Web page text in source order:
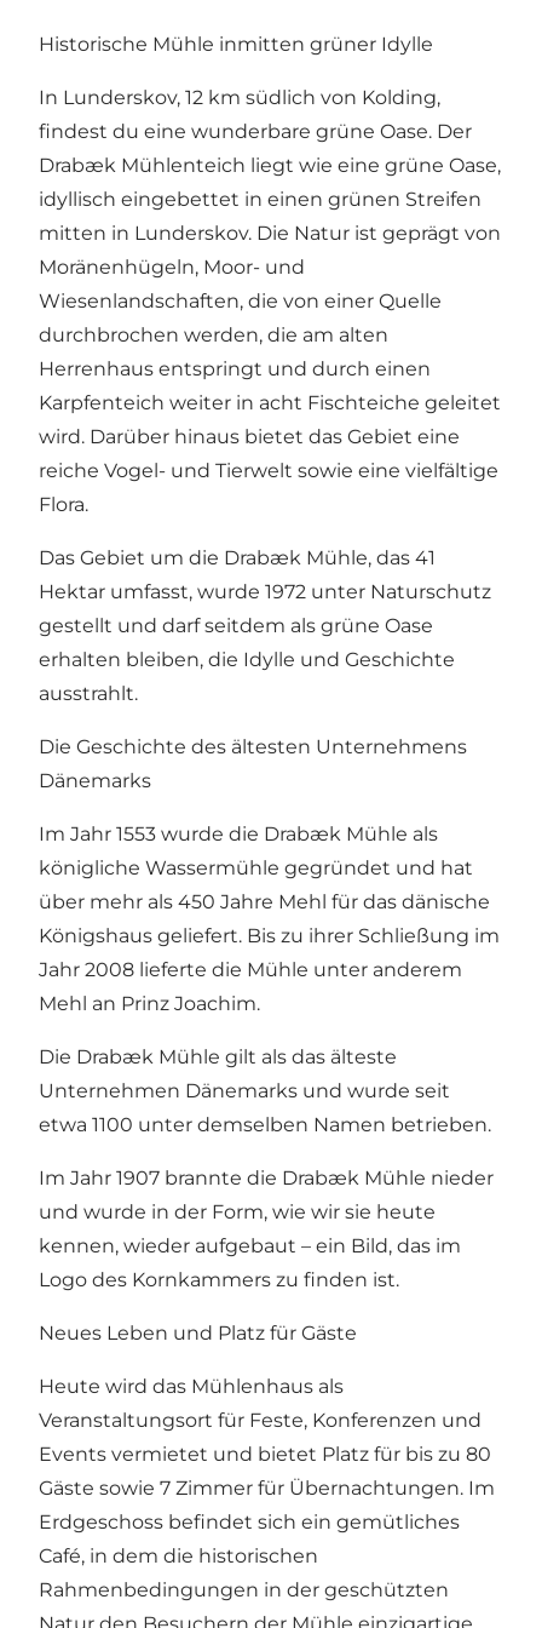
Historische Mühle inmitten grüner Idylle
In Lunderskov, 12 km südlich von Kolding,
findest du eine wunderbare grüne Oase. Der
Drabæk Mühlenteich liegt wie eine grüne Oase,
idyllisch eingebettet in einen grünen Streifen
mitten in Lunderskov. Die Natur ist geprägt von
Moränenhügeln, Moor- und
Wiesenlandschaften, die von einer Quelle
durchbrochen werden, die am alten
Herrenhaus entspringt und durch einen
Karpfenteich weiter in acht Fischteiche geleitet
wird. Darüber hinaus bietet das Gebiet eine
reiche Vogel- und Tierwelt sowie eine vielfältige
Flora.
Das Gebiet um die Drabæk Mühle, das 41
Hektar umfasst, wurde 1972 unter Naturschutz
gestellt und darf seitdem als grüne Oase
erhalten bleiben, die Idylle und Geschichte
ausstrahlt.
Die Geschichte des ältesten Unternehmens
Dänemarks
Im Jahr 1553 wurde die Drabæk Mühle als
königliche Wassermühle gegründet und hat
über mehr als 450 Jahre Mehl für das dänische
Königshaus geliefert. Bis zu ihrer Schließung im
Jahr 2008 lieferte die Mühle unter anderem
Mehl an Prinz Joachim.
Die Drabæk Mühle gilt als das älteste
Unternehmen Dänemarks und wurde seit
etwa 1100 unter demselben Namen betrieben.
Im Jahr 1907 brannte die Drabæk Mühle nieder
und wurde in der Form, wie wir sie heute
kennen, wieder aufgebaut – ein Bild, das im
Logo des Kornkammers zu finden ist.
Neues Leben und Platz für Gäste
Heute wird das Mühlenhaus als
Veranstaltungsort für Feste, Konferenzen und
Events vermietet und bietet Platz für bis zu 80
Gäste sowie 7 Zimmer für Übernachtungen. Im
Erdgeschoss befindet sich ein gemütliches
Café, in dem die historischen
Rahmenbedingungen in der geschützten